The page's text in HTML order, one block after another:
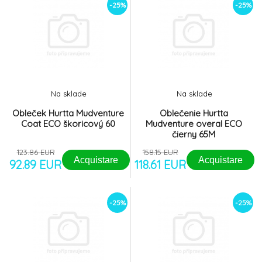
-25%
Obleček Hurtta Mudventure
Coat ECO škoricový 60
Na sklade
123.86 EUR
92.89 EUR Acquistare
-25%
Oblečenie Hurtta
Mudventure overal ECO
čierny 65M
Na sklade
158.15 EUR
118.61 EUR Acquistare
-25% -25%